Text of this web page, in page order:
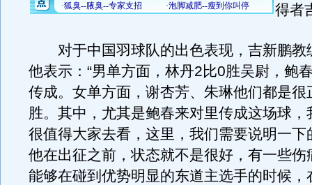
得者
对于中国羽球队的出色表现，吉新鹏教
他表示：“男单方面，林丹2比0胜吴尉，鲍
传成。女单方面，谢杏芳、朱琳他们都是很
胜。其中，尤其是鲍春来对里传成这场球，
很值得大家去看，这里，我们需要说明一下
他在出征之前，状态就不是很好，有一些伤
能够在碰到优势明显的东道主选手的时候，